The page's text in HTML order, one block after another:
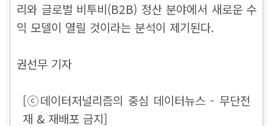
리와 글로벌 비투비(B2B) 정산 분야에서 새로운 수
익 모델이 열릴 것이라는 분석이 제기된다.
권선무 기자
[ⓒ데이터저널리즘의 중심 데이터뉴스 - 무단전
재 & 재배포 금지]